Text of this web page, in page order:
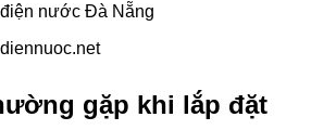
nước Đà Nẵng
gặp khi lắp đặt